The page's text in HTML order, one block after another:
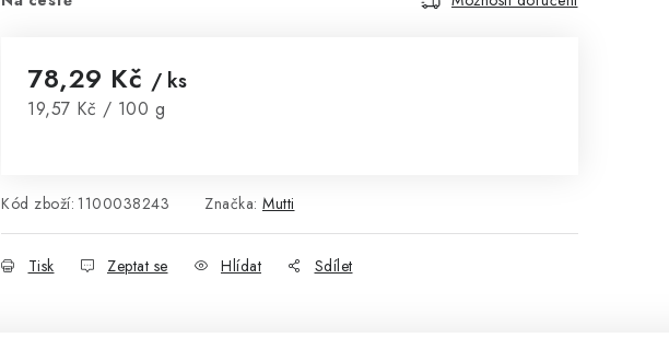
78,29 Kč / ks
Měrná cena:
19,57 Kč / 100 g
Kód zboží: 1100038243 Značka: Mutti
Tisk Zeptat se Hlídat Sdílet